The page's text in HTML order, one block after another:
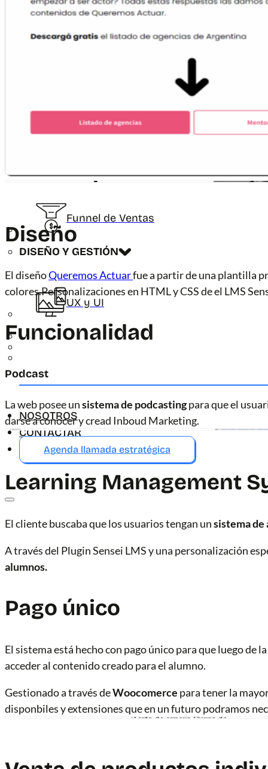
Mantenimiento Web Academias Online
Funnel de Ventas
DISEÑO Y GESTIÓN
UX y UI
NOSOTROS
CONTACTAR
Agenda llamada estratégica
Diseño
El diseñoQueremos Actuarfue a partir de una plantilla
colores.Personalizaciones en HTML y CSS de el LMS
Funcionalidad
Podcast
La web posee unsistema de podcastingpara que el
darse a conocer y cread Inboud Marketing.
Learning Management
El cliente buscaba que los usuarios tengan unsistema de
A través del Plugin Sensei LMS y una personalización
alumnos.
Pago único
El sistema está hecho con pago único para que luego de
acceder al contenido creado para el alumno.
Gestionado a través deWoocomerce para tener la
disponbiles y extensiones que en un futuro podramos